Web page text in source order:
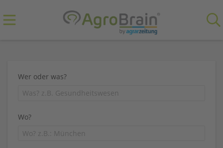
Wer oder was?
Wo?